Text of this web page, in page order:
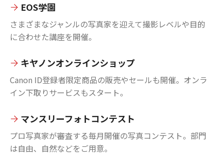
EOS学園
さまざまなジャンルの写真家を迎えて撮影レベルや目的
に合わせた講座を開催。
キヤノンオンラインショップ
Canon ID登録者限定商品の販売やセールも開催。オンラ
イン下取りサービスもスタート。
マンスリーフォトコンテスト
プロ写真家が審査する毎月開催の写真コンテスト。部門
は自由、自然などをご用意。